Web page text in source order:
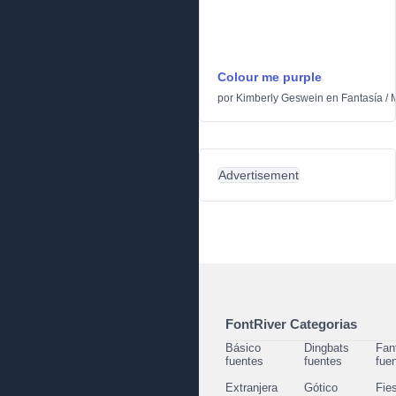
Colour me purple
por Kimberly Geswein en Fantasía /
Advertisement
FontRiver Categorias
Básico
fuentes
Dingbats
fuentes
Extranjera
Gótico